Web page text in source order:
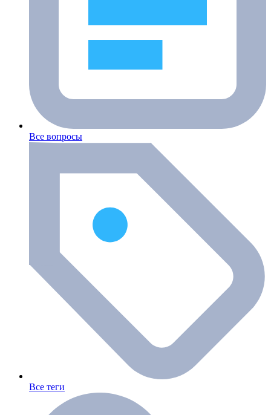
Все вопросы
Все теги